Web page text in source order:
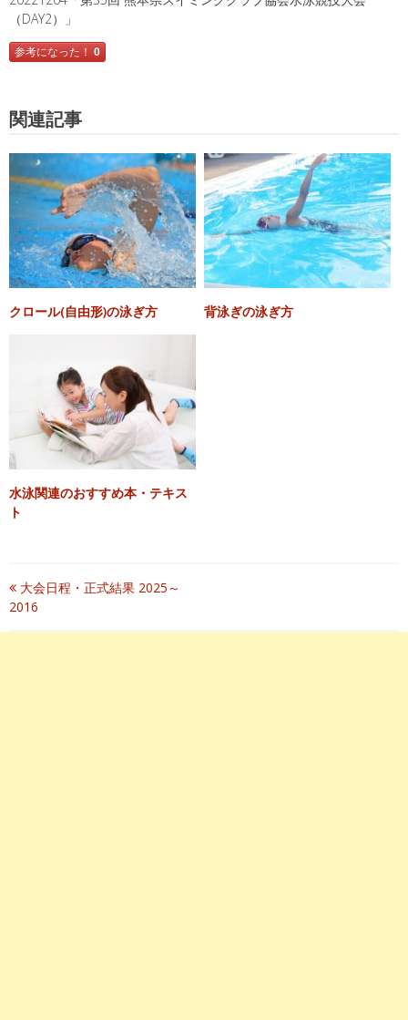
（DAY2）」
参考になった！ 0
関連記事
クロール(自由形)の泳ぎ方 背泳ぎの泳ぎ方
水泳関連のおすすめ本・テキス
ト
投
稿
大会日程・正式結果 2025～
2016